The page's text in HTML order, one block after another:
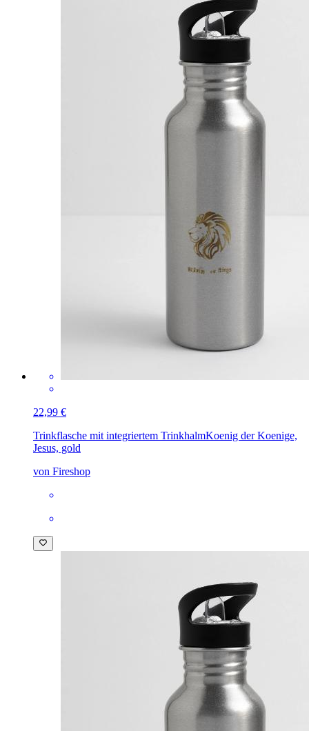
22,99 €
Trinkflasche mit integriertem TrinkhalmKoenig der Koenige,
Jesus, gold
von Fireshop